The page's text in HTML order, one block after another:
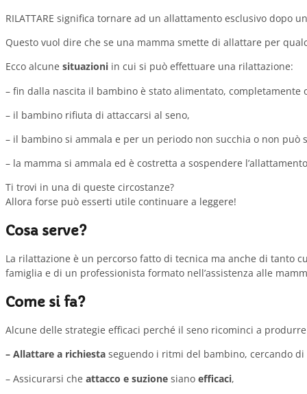
RILATTARE significa tornare ad un allattamento esclusivo
Questo vuol dire che se una mamma smette di allattare per
Ecco alcune situazioni in cui si può effettuare una rilattazione:
– fin dalla nascita il bambino è stato alimentato,
– il bambino rifiuta di attaccarsi al seno,
– il bambino si ammala e per un periodo non succhia o non può
– la mamma si ammala ed è costretta a sospendere
Ti trovi in una di queste circostanze?
Allora forse può esserti utile continuare a leggere!
Cosa serve?
La rilattazione è un percorso fatto di tecnica ma anche di tanto
famiglia e di un professionista formato nell’assistenza alle
Come si fa?
Alcune delle strategie efficaci perché il seno ricominci a
– Allattare a richiesta seguendo i ritmi del bambino, cercando
– Assicurarsi che attacco e suzione siano efficaci,